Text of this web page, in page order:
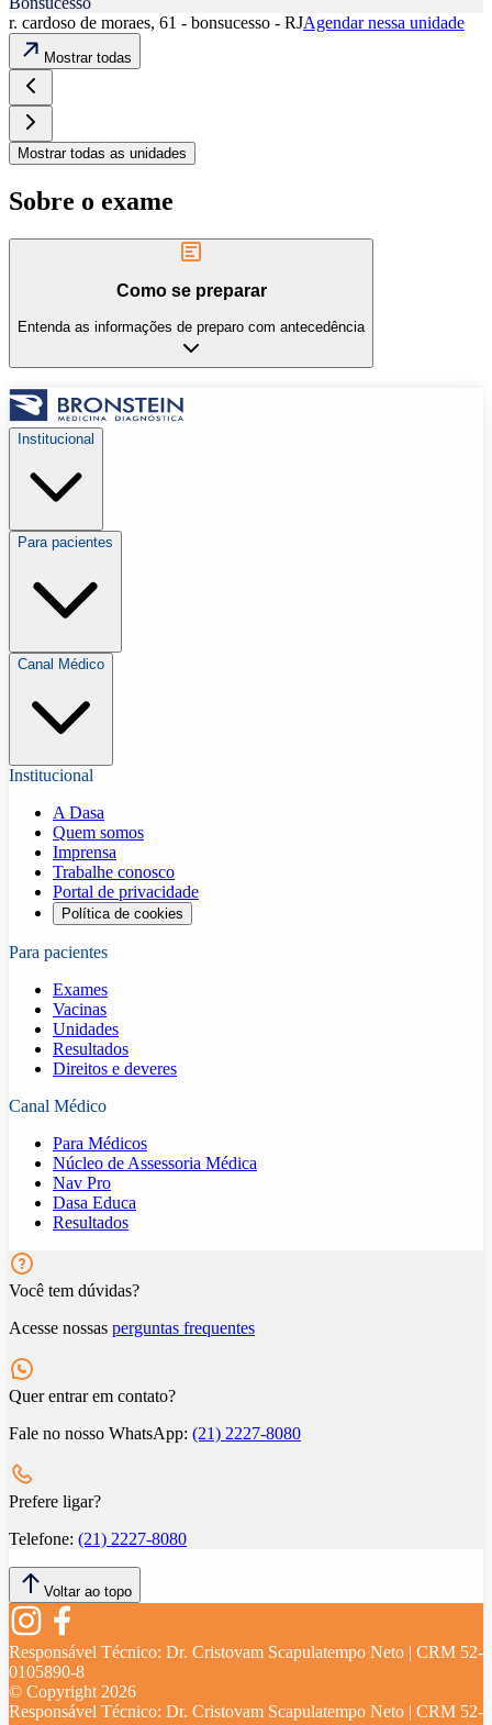
r. cardoso de moraes, 61 - bonsucesso - RJAgendar nessa unidade
Mostrar todas
Mostrar todas as unidades
Sobre o exame
Como se preparar
Entenda as informações de preparo com antecedência
Institucional
Para pacientes
Canal Médico
Institucional
A Dasa
Quem somos
Imprensa
Trabalhe conosco
Portal de privacidade
Política de cookies
Para pacientes
Exames
Vacinas
Unidades
Resultados
Direitos e deveres
Canal Médico
Para Médicos
Núcleo de Assessoria Médica
Nav Pro
Dasa Educa
Resultados
Você tem dúvidas?
Acesse nossas perguntas frequentes
Quer entrar em contato?
Fale no nosso WhatsApp: (21) 2227-8080
Prefere ligar?
Telefone: (21) 2227-8080
Voltar ao topo
Responsável Técnico: Dr. Cristovam Scapulatempo Neto | CRM 52-
0105890-8
© Copyright2026
Responsável Técnico: Dr. Cristovam Scapulatempo Neto | CRM 52-